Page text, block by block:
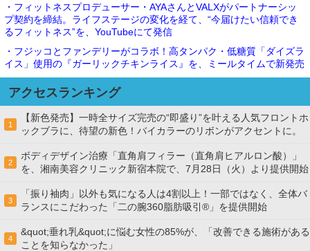
・フィットネスプロデューサー・AYAさんとVALXがパートナーシッ
プ契約を締結。ライフステージの変化を経て、“今届けたい信頼でき
るフィットネス”を、YouTubeにて発信
・フジッコとファンデリーがコラボ！高タンパク・低糖質「ダイズラ
イス」使用の『ガーリックチキンライス』を、ミールタイムで新発売
アクセスランキング
1
【新色発売】一時全サイズ完売の“即盛り”を叶える人気フロントホ
ックブラに、待望の新色！バイカラーのリボンがアクセントに。
2
ボディデザイン治療「直角肩フィラー（直角肩ヒアルロン酸）」
を、湘南美容クリニック新宿本院で、7月28日（火）より提供開始
3
「振り袖肉」以外も気になる人は4割以上！一部ではなく、全体バ
ランスにこだわった「二の腕360脂肪吸引®」を提供開始
4
&quot;垂れ乳&quot;に悩む女性の85%が、「改善できる施術がある
ことを知らなかった」